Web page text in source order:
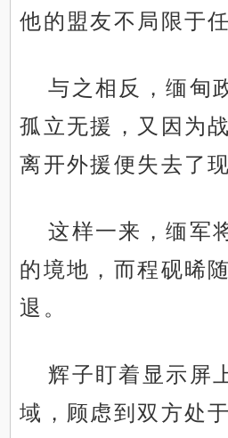
他的盟友不局限于
与之相反，缅甸
孤立无援，又因为
离开外援便失去了
这样一来，缅军
的境地，而程砚晞
退。
辉子盯着显示屏
域，顾虑到双方处